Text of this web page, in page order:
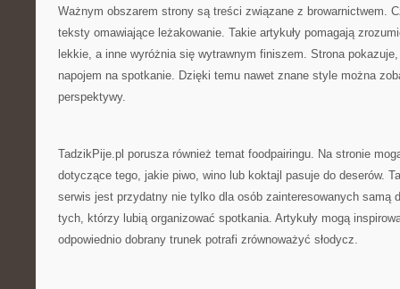
Ważnym obszarem strony są treści związane z browarnictwem.
teksty omawiające leżakowanie. Takie artykuły pomagają
lekkie, a inne wyróżnia się wytrawnym finiszem. Strona
napojem na spotkanie. Dzięki temu nawet znane style można
perspektywy.
TadzikPije.pl porusza również temat foodpairingu. Na stronie
dotyczące tego, jakie piwo, wino lub koktajl pasuje do deserów.
serwis jest przydatny nie tylko dla osób zainteresowanych samą
tych, którzy lubią organizować spotkania. Artykuły mogą
odpowiednio dobrany trunek potrafi zrównoważyć słodycz.